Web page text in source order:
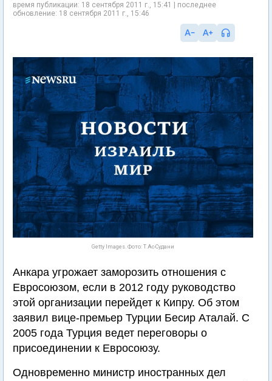
время публикации: 18 сентября 2011 г., 15:41 | последнее
обновление: 18 сентября 2011 г., 15:46
Getty Images. Фото: Т.Ас-Судани
Анкара угрожает заморозить отношения с
Евросоюзом, если в 2012 году руководство
этой организации перейдет к Кипру. Об этом
заявил вице-премьер Турции Бесир Аталай. С
2005 года Турция ведет переговоры о
присоединении к Евросоюзу.
Одновременно министр иностранных дел